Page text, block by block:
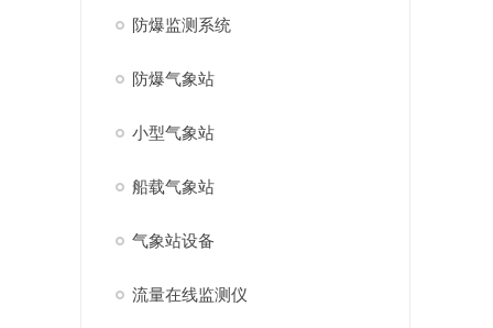
防爆监测系统
防爆气象站
小型气象站
船载气象站
气象站设备
流量在线监测仪